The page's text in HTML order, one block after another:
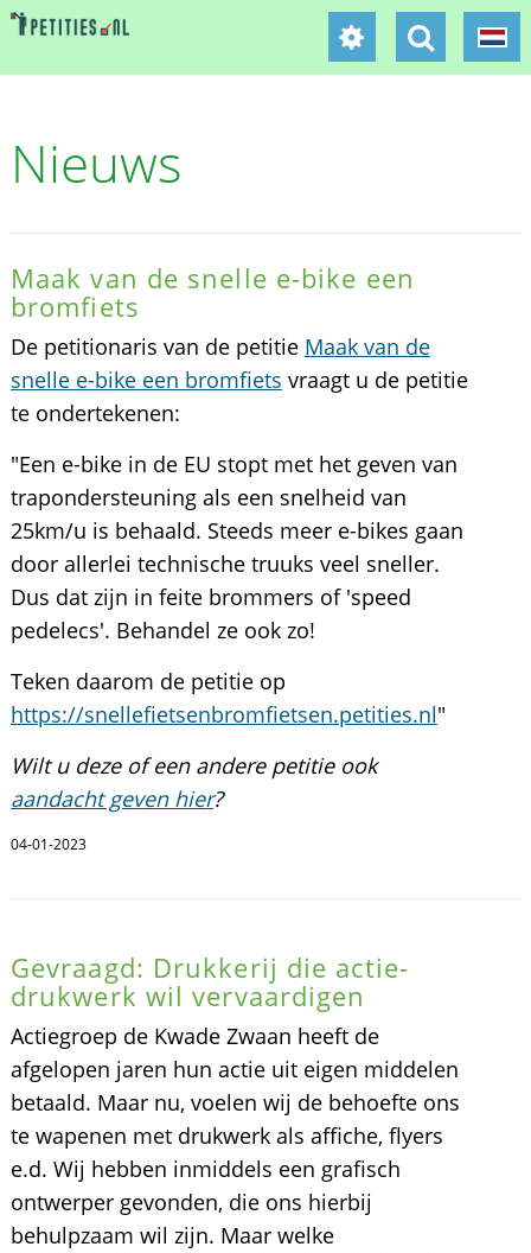
Nieuws
Maak van de snelle e-bike een
bromfiets
De petitionaris van de petitie Maak van de
snelle e-bike een bromfiets vraagt u de petitie
te ondertekenen:
"Een e-bike in de EU stopt met het geven van
trapondersteuning als een snelheid van
25km/u is behaald. Steeds meer e-bikes gaan
door allerlei technische truuks veel sneller.
Dus dat zijn in feite brommers of 'speed
pedelecs'. Behandel ze ook zo!
Teken daarom de petitie op
https://snellefietsenbromfietsen.petities.nl"
Wilt u deze of een andere petitie ook
aandacht geven hier?
04-01-2023
Gevraagd: Drukkerij die actie-
drukwerk wil vervaardigen
Actiegroep de Kwade Zwaan heeft de
afgelopen jaren hun actie uit eigen middelen
betaald. Maar nu, voelen wij de behoefte ons
te wapenen met drukwerk als affiche, flyers
e.d. Wij hebben inmiddels een grafisch
ontwerper gevonden, die ons hierbij
behulpzaam wil zijn. Maar welke